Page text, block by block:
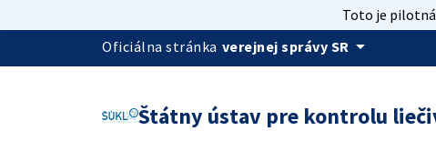
Toto je pilotná
Oficiálna stránka verejnej správy SR arrow_drop_down
Štátny ústav pre kontrolu